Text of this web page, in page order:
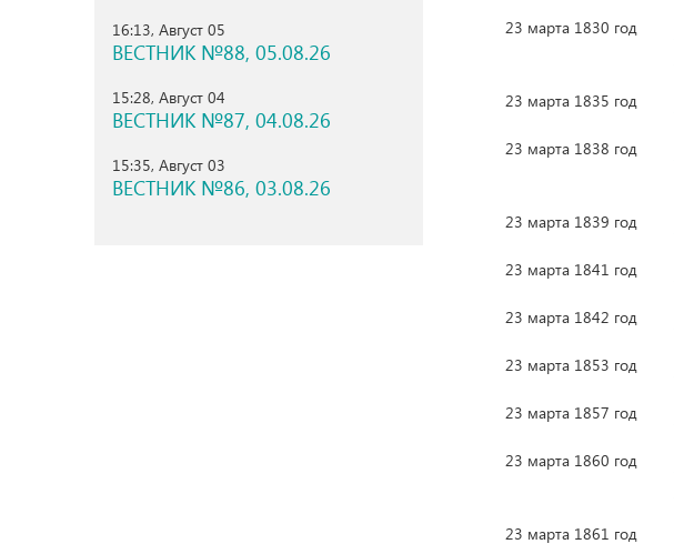
16:13, Август 05
ВЕСТНИК №88, 05.08.26
15:28, Август 04
ВЕСТНИК №87, 04.08.26
15:35, Август 03
ВЕСТНИК №86, 03.08.26
23 марта 1830 год
23 марта 1835 год
23 марта 1838 год
23 марта 1839 год
23 марта 1841 год
23 марта 1842 год
23 марта 1853 год
23 марта 1857 год
23 марта 1860 год
23 марта 1861 год